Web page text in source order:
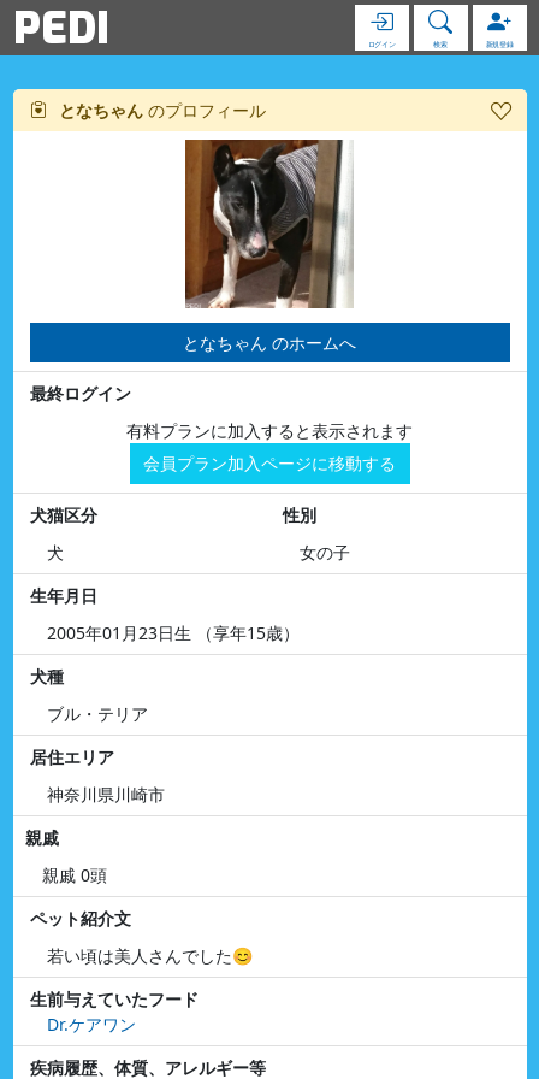
PEDI ログイン 検索 新規登録
となちゃん のプロフィール
となちゃん のホームへ
最終ログイン
有料プランに加入すると表示されます
会員プラン加入ページに移動する
犬猫区分
犬
性別
女の子
生年月日
2005年01月23日生 （享年15歳）
犬種
ブル・テリア
居住エリア
神奈川県川崎市
親戚
親戚 0頭
ペット紹介文
若い頃は美人さんでした😊
生前与えていたフード
Dr.ケアワン
疾病履歴、体質、アレルギー等